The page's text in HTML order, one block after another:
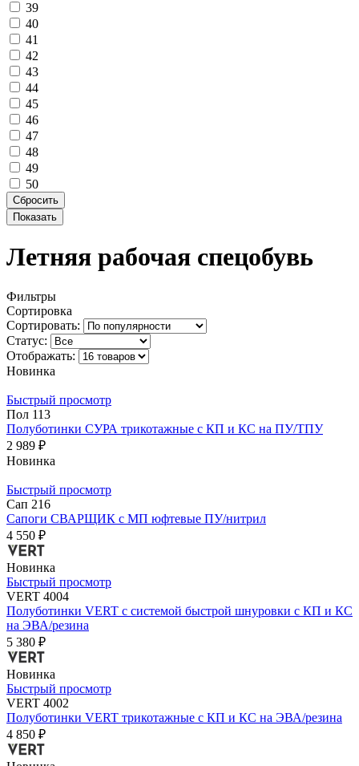
39
40
41
42
43
44
45
46
47
48
49
50
Летняя рабочая спецобувь
Фильтры
Сортировка
Сортировать:
Статус:
Отображать:
Новинка
Быстрый просмотр
Пол 113
Полуботинки СУРА трикотажные с КП и КС на ПУ/ТПУ
2 989 ₽
Новинка
Быстрый просмотр
Сап 216
Сапоги СВАРЩИК с МП юфтевые ПУ/нитрил
4 550 ₽
Новинка
Быстрый просмотр
VERT 4004
Полуботинки VERT с системой быстрой шнуровки с КП и КС
на ЭВА/резина
5 380 ₽
Новинка
Быстрый просмотр
VERT 4002
Полуботинки VERT трикотажные с КП и КС на ЭВА/резина
4 850 ₽